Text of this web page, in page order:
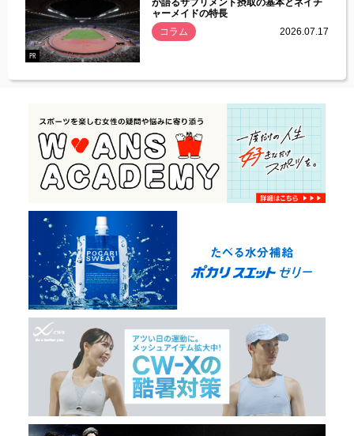
PR
が語るサプリメント摂取の基本とネイチ
ャーメイドの特長
コラム
2026.07.17